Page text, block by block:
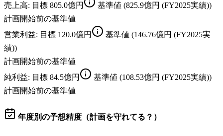
売上高: 目標 805.0億円 基準値 (825.9億円 (FY2025実績))
計画開始前の基準値
営業利益: 目標 120.0億円 基準値 (146.76億円 (FY2025実
績))
計画開始前の基準値
純利益: 目標 84.5億円 基準値 (108.53億円 (FY2025実績))
計画開始前の基準値
年度別の予想精度（計画を守れてる？）